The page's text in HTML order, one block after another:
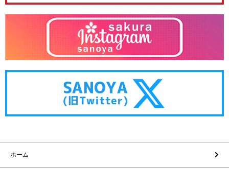
ホーム